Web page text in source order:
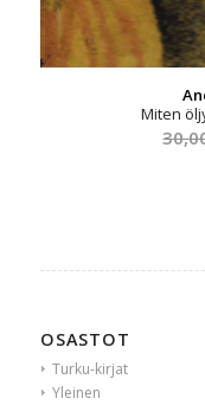
Miten
OSASTOT
Turku-kirjat
Yleinen